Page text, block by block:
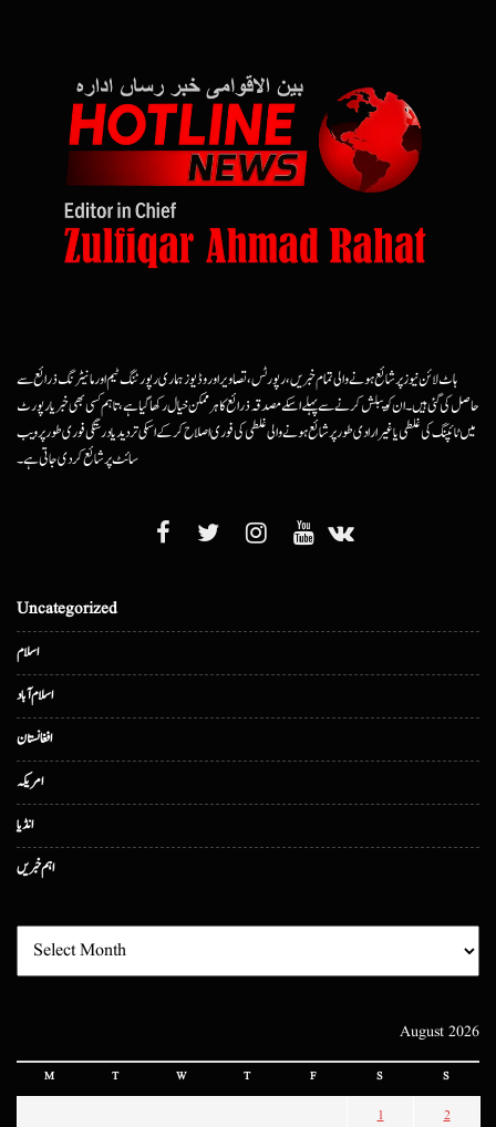
ہاٹ لائن نیوز پر شائع ہونے والی تمام خبریں، رپورٹس، تصاویر اور وڈیوز ہماری رپورٹنگ ٹیم اور مانیٹرنگ ذرائع سے
حاصل کی گئی ہیں۔ ان کو پبلش کرنے سے پہلے اسکے مصدقہ ذرائع کا ہرممکن خیال رکھا گیا ہے، تاہم کسی بھی خبر یا رپورٹ
میں ٹائپنگ کی غلطی یا غیرارادی طور پر شائع ہونے والی غلطی کی فوری اصلاح کرکے اسکی تردید یا درستگی فوری طور پر ویب
سائٹ پر شائع کردی جاتی ہے۔
Uncategorized
اسلام
اسلام آباد
افغانستان
امریکہ
انڈیا
اہم خبریں
August 2026
M T W T F S S
1 2